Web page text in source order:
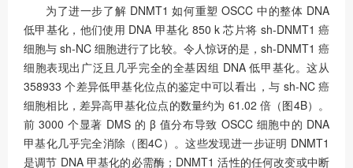
为了进一步了解 DNMT1 如何重塑 OSCC 中的整体 DNA
低甲基化，他们使用 DNA 甲基化 850 k 芯片将 sh-DNMT1 癌
细胞与 sh-NC 细胞进行了比较。令人惊讶的是，sh-DNMT1 癌
细胞表现出广泛且几乎完全的全基因组 DNA 低甲基化。这从
358933 个差异低甲基化位点的鉴定中可以看出，与 sh-NC 癌
细胞相比，差异高甲基化位点的数量约为 61.02 倍（图4B）。
前 3000 个显著 DMS 的 β 值分布导致 OSCC 细胞中的 DNA
甲基化几乎完全消除（图4C）。这些发现进一步证明 DNMT1
是调节 DNA 甲基化的必需酶；DNMT1 活性的任何改变或中断